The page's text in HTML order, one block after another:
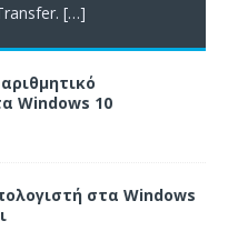
[…]
Windows 10
στα Windows